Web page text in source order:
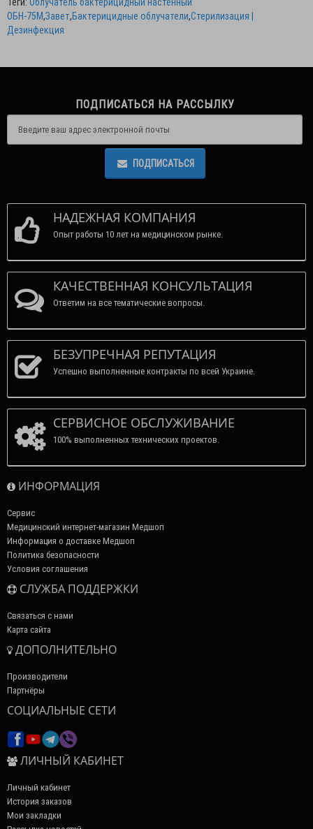
ОБН-75М,Завет,Бактерицидные облучатели,Стерилизация |
Дезинфекция
ПОДПИСАТЬСЯ НА РАССЫЛКУ
ПОДПИСАТЬСЯ
НАДЕЖНАЯ КОМПАНИЯ
Опыт работы 10 лет на медицинском рынке.
КАЧЕСТВЕННАЯ КОНСУЛЬТАЦИЯ
Ответим на все тематические вопросы.
БЕЗУПРЕЧНАЯ РЕПУТАЦИЯ
Успешно выполненные контракты по всей Украине.
СЕРВИСНОЕ ОБСЛУЖИВАНИЕ
100% выполненных технических проектов.
ИНФОРМАЦИЯ
Сервис
Медицинский интернет-магазин Медшоп
Информация о доставке Медшоп
Политика безопасности
Условия соглашения
СЛУЖБА ПОДДЕРЖКИ
Связаться с нами
Карта сайта
ДОПОЛНИТЕЛЬНО
Производители
Партнёры
СОЦИАЛЬНЫЕ СЕТИ
ЛИЧНЫЙ КАБИНЕТ
Личный кабинет
История заказов
Мои закладки